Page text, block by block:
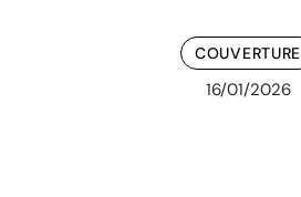
COUVERTURE
16/01/2026